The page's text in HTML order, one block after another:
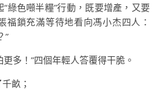
綠色噸半糧”行動，既要增產，又要
福鎖充滿等待地看向馮小杰四人：
”
多！”四個年輕人答覆得干脆。
畝；